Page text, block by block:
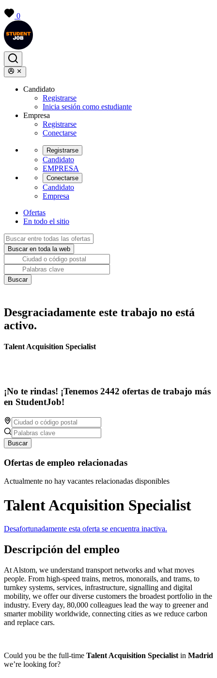
0
Candidato
Registrarse
Inicia sesión como estudiante
Empresa
Registrarse
Conectarse
Registrarse
Candidato
EMPRESA
Conectarse
Candidato
Empresa
Ofertas
En todo el sitio
Desgraciadamente este trabajo no está
activo.
Talent Acquisition Specialist
¡No te rindas! ¡Tenemos 2442 ofertas de trabajo más
en StudentJob!
Buscar
Ofertas de empleo relacionadas
Actualmente no hay vacantes relacionadas disponibles
Talent Acquisition Specialist
Desafortunadamente esta oferta se encuentra inactiva.
Descripción del empleo
At Alstom, we understand transport networks and what moves
people. From high-speed trains, metros, monorails, and trams, to
turnkey systems, services, infrastructure, signalling and digital
mobility, we offer our diverse customers the broadest portfolio in the
industry. Every day, 80,000 colleagues lead the way to greener and
smarter mobility worldwide, connecting cities as we reduce carbon
and replace cars.
Could you be the full-time Talent Acquisition Specialist in Madrid
we’re looking for?